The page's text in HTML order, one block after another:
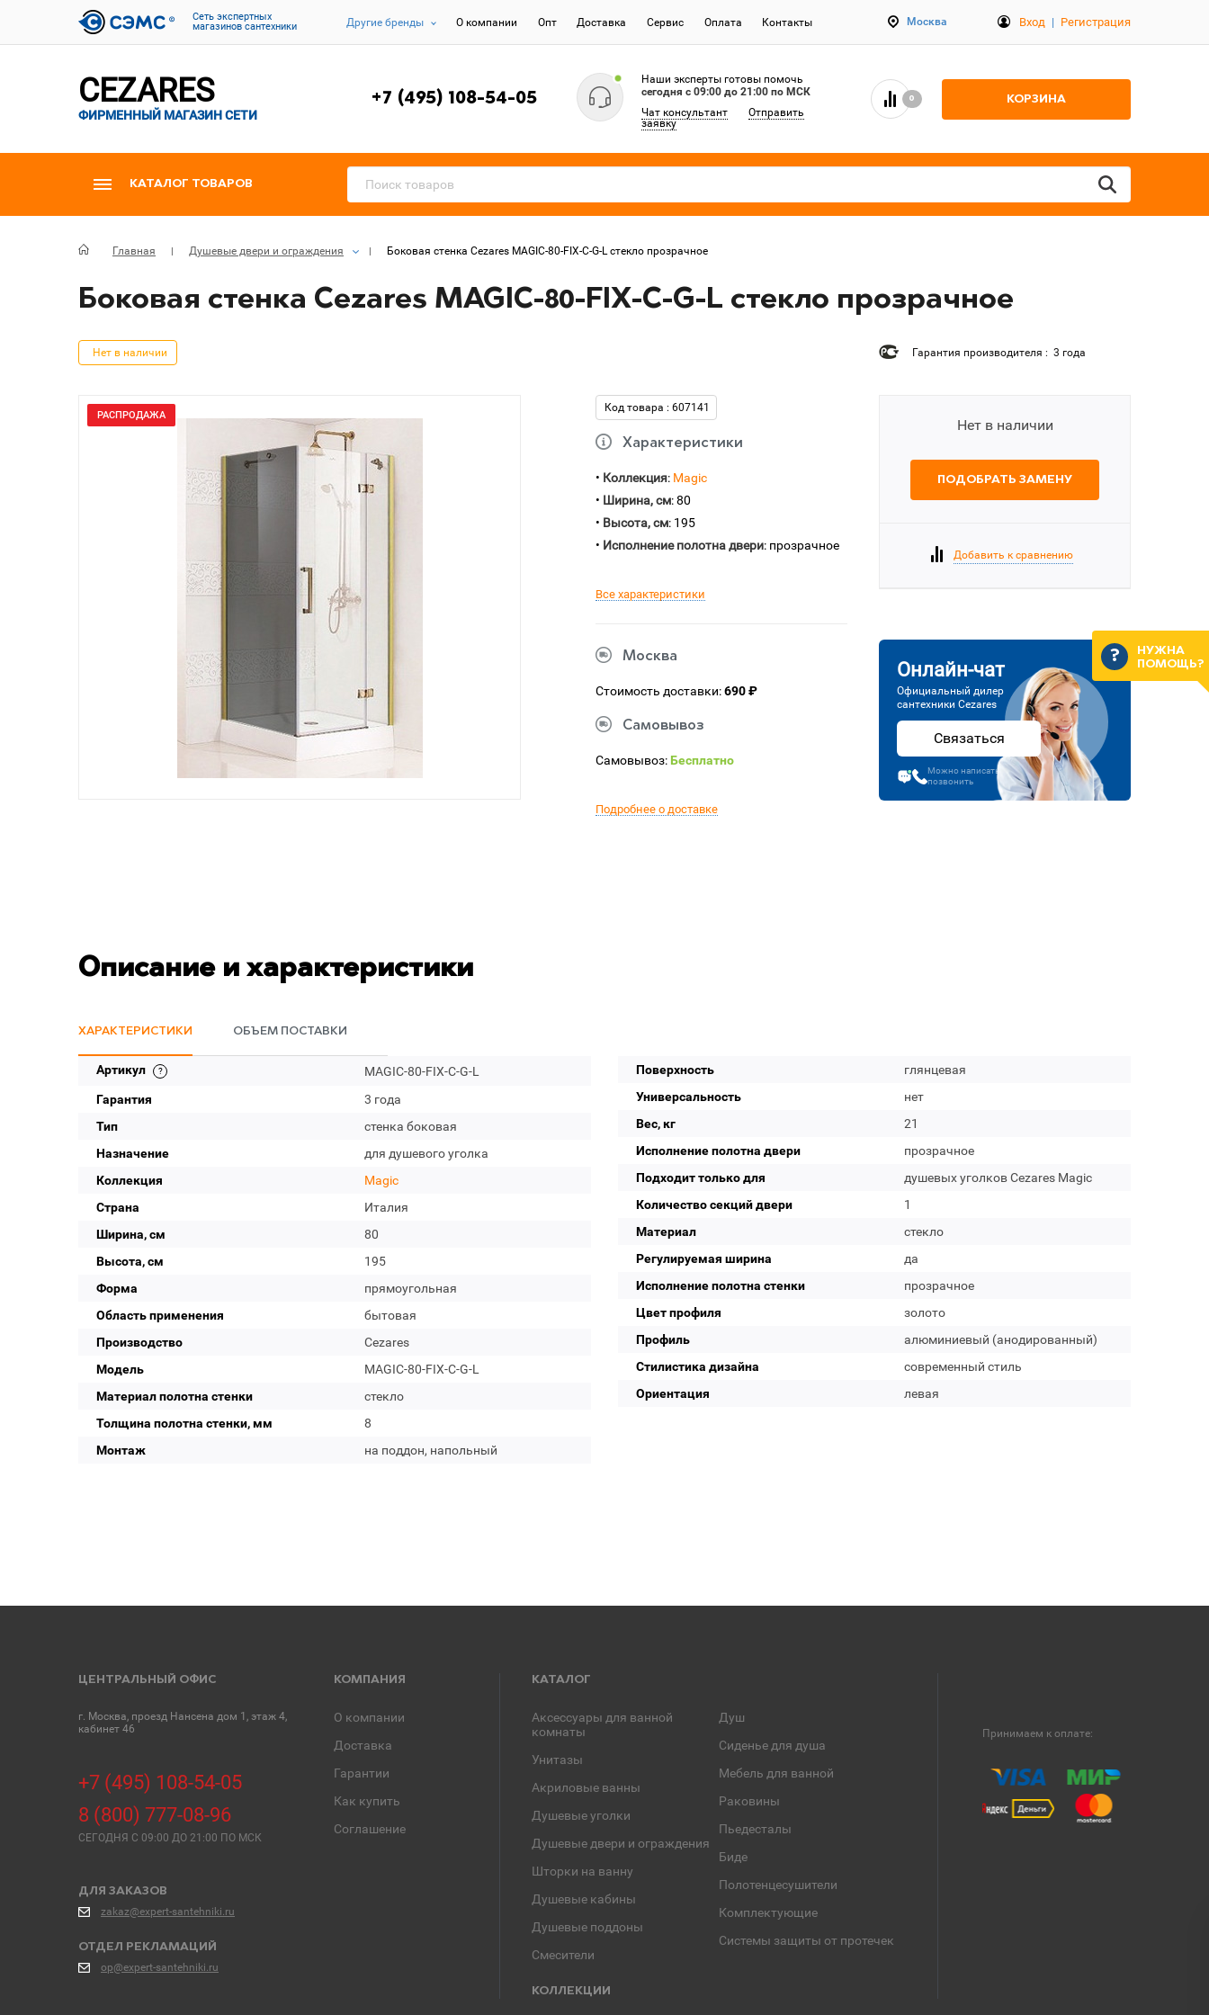
Cеть экспертных
магазинов сантехники
Другие бренды О компании Опт Доставка Сервис Оплата Контакты Москва Вход | Регистрация
CEZARES
ФИРМЕННЫЙ МАГАЗИН СЕТИ
+7 (495) 108-54-05
Наши эксперты готовы помочь
сегодня c 09:00 до 21:00 по МСК
Чат консультант
Отправить
заявку
0 КОРЗИНА
КАТАЛОГ ТОВАРОВ
Главная Душевые двери и ограждения Боковая стенка Cezares MAGIC-80-FIX-C-G-L стекло прозрачное
Боковая стенка Cezares MAGIC-80-FIX-C-G-L стекло прозрачное
Нет в наличии Гарантия производителя : 3 года
РАСПРОДАЖА
Код товара : 607141
Характеристики
• Коллекция: Magic
• Ширина, см: 80
• Высота, см: 195
• Исполнение полотна двери: прозрачное
Все характеристики
Москва
Стоимость доставки:690 ₽
Самовывоз
Самовывоз:Бесплатно
Подробнее о доставке
Нет в наличии
ПОДОБРАТЬ ЗАМЕНУ
Добавить к сравнению
Онлайн-чат
Официальный дилер
сантехники Cezares
Связаться
Можно написать или
позвонить
Описание и характеристики
ХАРАКТЕРИСТИКИ ОБЪЕМ ПОСТАВКИ
Артикул
MAGIC-80-FIX-C-G-L
Гарантия
3 года
Тип
стенка боковая
Назначение
для душевого уголка
Коллекция
Magic
Страна
Италия
Ширина, см
80
Высота, см
195
Форма
прямоугольная
Область применения
бытовая
Производство
Cezares
Модель
MAGIC-80-FIX-C-G-L
Материал полотна стенки
стекло
Толщина полотна стенки, мм
8
Монтаж
на поддон, напольный
Поверхность
глянцевая
Универсальность
нет
Вес, кг
21
Исполнение полотна двери
прозрачное
Подходит только для
душевых уголков Cezares Magic
Количество секций двери
1
Материал
стекло
Регулируемая ширина
да
Исполнение полотна стенки
прозрачное
Цвет профиля
золото
Профиль
алюминиевый (анодированный)
Стилистика дизайна
современный стиль
Ориентация
левая
ЦЕНТРАЛЬНЫЙ ОФИС
г. Москва, проезд Нансена дом 1, этаж 4,
кабинет 46
+7 (495) 108-54-05
8 (800) 777-08-96
СЕГОДНЯ C 09:00 ДО 21:00 ПО МСК
ДЛЯ ЗАКАЗОВ
zakaz@expert-santehniki.ru
ОТДЕЛ РЕКЛАМАЦИЙ
op@expert-santehniki.ru
КОМПАНИЯ
О компании
Доставка
Гарантии
Как купить
Соглашение
КАТАЛОГ
Аксессуары для ванной
комнаты
Унитазы
Акриловые ванны
Душевые уголки
Душевые двери и ограждения
Шторки на ванну
Душевые кабины
Душевые поддоны
Смесители
Душ
Сиденье для душа
Мебель для ванной
Раковины
Пьедесталы
Биде
Полотенцесушители
Комплектующие
Системы защиты от протечек
КОЛЛЕКЦИИ
Принимаем к оплате:
НУЖНА
ПОМОЩЬ?